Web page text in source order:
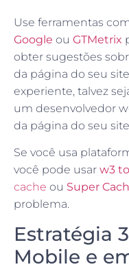
Use ferramentas
Google ou GTMetrix
obter sugestões
da página do seu
experiente, talvez
um desenvolvedor
da página do seu
Se você usa
você pode usar w3
cache ou Super
problema.
Estratégia
Mobile e